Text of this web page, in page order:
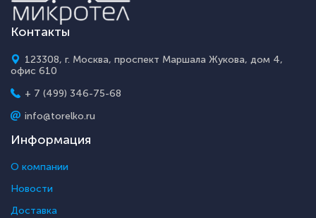
Контакты
123308, г. Москва, проспект Маршала Жукова, дом 4,
офис 610
+ 7 (499) 346-75-68
info@torelko.ru
Информация
О компании
Новости
Доставка